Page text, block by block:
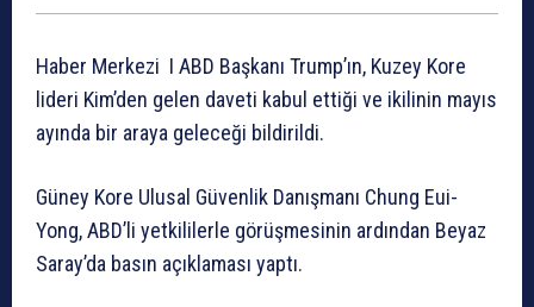
Haber Merkezi I ABD Başkanı Trump’ın, Kuzey Kore
lideri Kim’den gelen daveti kabul ettiği ve ikilinin mayıs
ayında bir araya geleceği bildirildi.
Güney Kore Ulusal Güvenlik Danışmanı Chung Eui-
Yong, ABD’li yetkililerle görüşmesinin ardından Beyaz
Saray’da basın açıklaması yaptı.